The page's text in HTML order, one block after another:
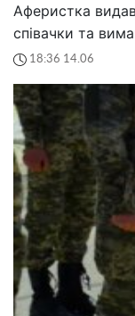
Аферистка
співачки та
18:36 14.06